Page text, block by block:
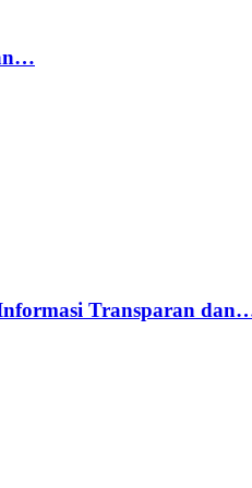
Transparan